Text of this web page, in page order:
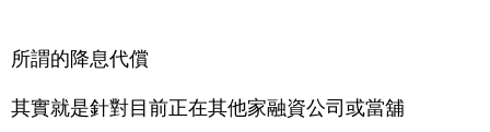
所謂的降息代償
其實就是針對目前正在其他家融資公司或當舖